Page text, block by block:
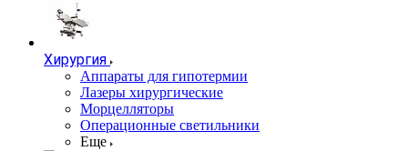
Хирургия
Аппараты для гипотермии
Лазеры хирургические
Морцелляторы
Операционные светильники
Еще